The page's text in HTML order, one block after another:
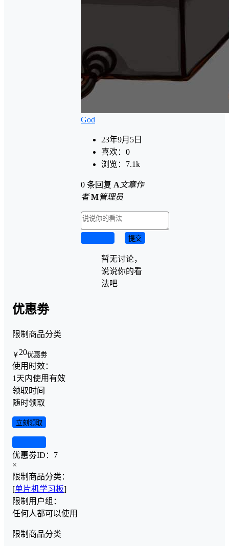
God
23年9月5日
喜欢： 0
浏览： 7.1k
0 条回复 A 文章作
者 M管理员
提交
暂无讨论，
说说你的看
法吧
优惠劵
限制商品分类
￥ 20优惠劵
使用时效：
1天内使用有效
领取时间
随时领取
立刻领取
优惠劵ID： 7
×
限制商品分类：
[单片机学习板]
限制用户组：
任何人都可以使用
限制商品分类